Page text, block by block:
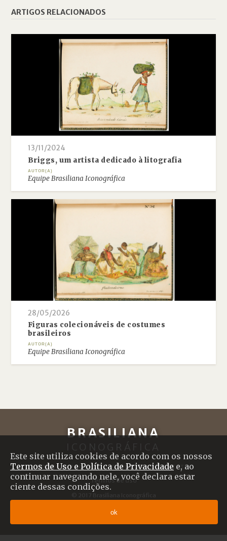
Este site utiliza cookies de acordo com os nossos
Termos de Uso e Política de Privacidade e, ao
continuar navegando nele, você declara estar
ciente dessas condições.
ok
ARTIGOS RELACIONADOS
13/11/2024
Briggs, um artista dedicado à litografia
AUTOR(A)
Equipe Brasiliana Iconográfica
28/05/2026
Figuras colecionáveis de costumes
brasileiros
AUTOR(A)
Equipe Brasiliana Iconográfica
BRASILIANA
ICONOGRÁFICA
SOBRE O PROJETO | CRÉDITOS |CONTATO
Termos de uso